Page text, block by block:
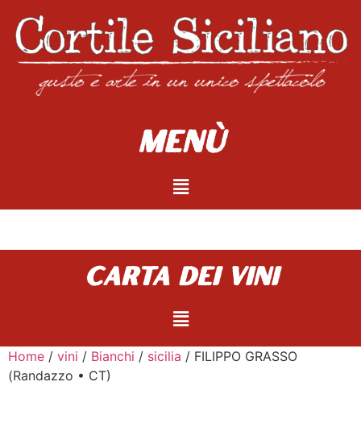
Menù
carta dei vini
Home / vini / Bianchi / sicilia / FILIPPO GRASSO
(Randazzo • CT)